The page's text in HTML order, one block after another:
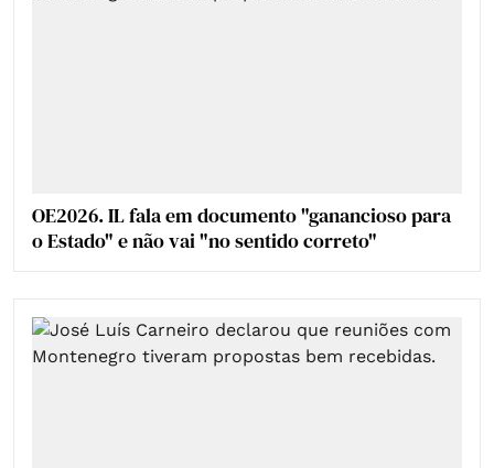
OE2026. IL fala em documento "ganancioso para
o Estado" e não vai "no sentido correto"